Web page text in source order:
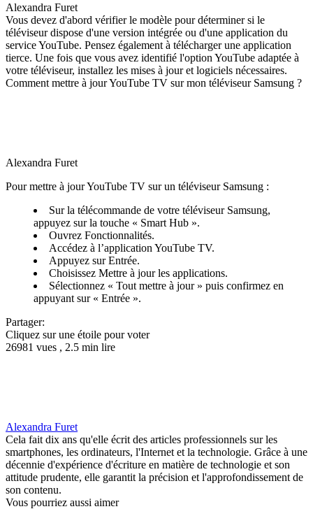
Alexandra Furet
Vous devez d'abord vérifier le modèle pour déterminer si le
téléviseur dispose d'une version intégrée ou d'une application du
service YouTube. Pensez également à télécharger une application
tierce. Une fois que vous avez identifié l'option YouTube adaptée à
votre téléviseur, installez les mises à jour et logiciels nécessaires.
Comment mettre à jour YouTube TV sur mon téléviseur Samsung ?
Alexandra Furet
Pour mettre à jour YouTube TV sur un téléviseur Samsung :
Sur la télécommande de votre téléviseur Samsung,
appuyez sur la touche « Smart Hub ».
Ouvrez Fonctionnalités.
Accédez à l’application YouTube TV.
Appuyez sur Entrée.
Choisissez Mettre à jour les applications.
Sélectionnez « Tout mettre à jour » puis confirmez en
appuyant sur « Entrée ».
Partager:
Cliquez sur une étoile pour voter
26981 vues , 2.5 min lire
Alexandra Furet
Cela fait dix ans qu'elle écrit des articles professionnels sur les
smartphones, les ordinateurs, l'Internet et la technologie. Grâce à une
décennie d'expérience d'écriture en matière de technologie et son
attitude prudente, elle garantit la précision et l'approfondissement de
son contenu.
Vous pourriez aussi aimer